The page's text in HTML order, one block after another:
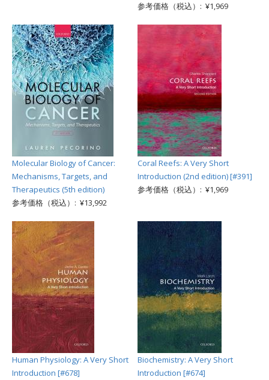
参考価格（税込）: ¥1,969
Molecular Biology of Cancer:
Mechanisms, Targets, and
Therapeutics (5th edition)
参考価格（税込）: ¥13,992
Coral Reefs: A Very Short
Introduction (2nd edition) [#391]
参考価格（税込）: ¥1,969
Human Physiology: A Very Short
Introduction [#678]
Biochemistry: A Very Short
Introduction [#674]